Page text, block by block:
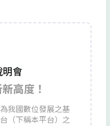
會
高度！
我國數位發展之基
（下稱本平台）之